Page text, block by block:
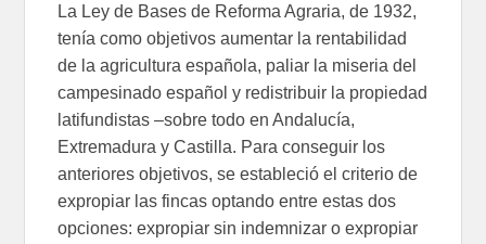
La Ley de Bases de Reforma Agraria, de 1932,
tenía como objetivos aumentar la rentabilidad
de la agricultura española, paliar la miseria del
campesinado español y redistribuir la propiedad
latifundistas –sobre todo en Andalucía,
Extremadura y Castilla. Para conseguir los
anteriores objetivos, se estableció el criterio de
expropiar las fincas optando entre estas dos
opciones: expropiar sin indemnizar o expropiar